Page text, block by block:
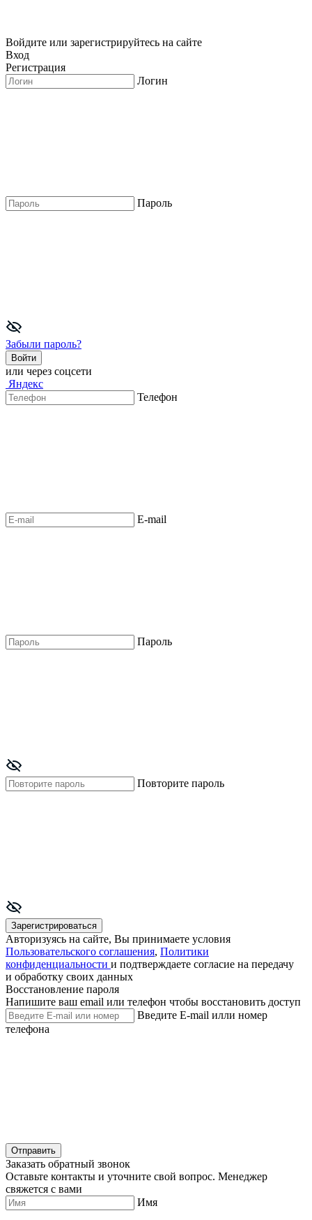
Войдите или зарегистрируйтесь на сайте
Вход
Регистрация
Логин
Пароль
Забыли пароль?
Войти
или через соцсети
Яндекс
Телефон
E-mail
Пароль
Повторите пароль
Зарегистрироваться
Авторизуясь на сайте, Вы принимаете условия
Пользовательского соглашения, Политики
конфиденциальности и подтверждаете согласие на передачу
и обработку своих данных
Восстановление пароля
Напишите ваш email или телефон чтобы восстановить доступ
Введите E-mail илли номер
телефона
Отправить
Заказать обратный звонок
Оставьте контакты и уточните свой вопрос. Менеджер
свяжется с вами
Имя